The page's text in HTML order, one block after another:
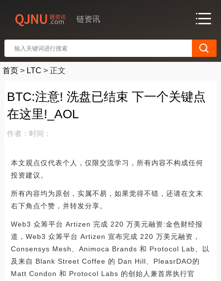
链资讯
首页 > LTC > 正文
BTC:注意! 洗盘已结束 下一个关键点
在这里!_AOL
作者： 时间：
本文观点仅代表个人，仅限交流学习，所有内容不构成任何
投资建议。
所有内容均为原创，实属不易，如果觉得不错，还请在文末
右下角点个赞，并转发分享。
Web3 众筹平台 Artizen 完成 220 万美元融资:金色财经报
道，Web3 众筹平台 Artizen 宣布完成 220 万美元融资，
Consensys Mesh、Animoca Brands 和 Protocol Lab、以
及来自 Blank Street Coffee 的 Dan Hill、PleasrDAO的
Matt Condon 和 Protocol Labs 的创始人兼首席执行官